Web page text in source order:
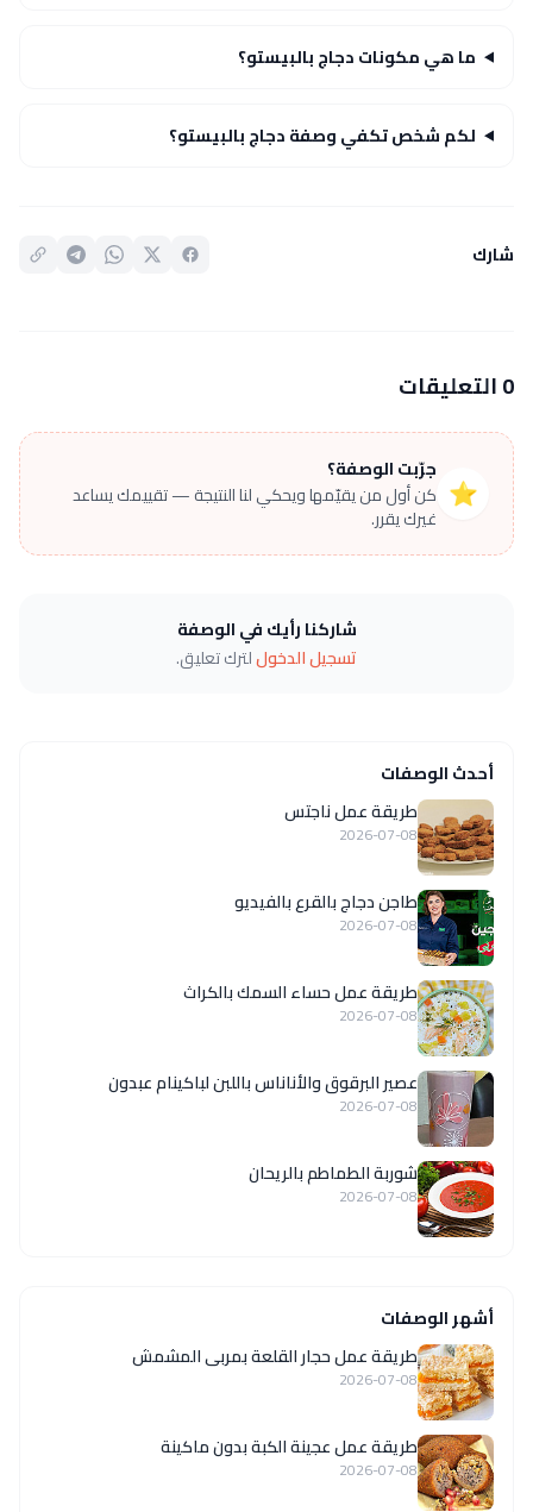
ما هي مكونات دجاج بالبيستو؟
لكم شخص تكفي وصفة دجاج بالبيستو؟
شارك
0 التعليقات
⭐
جرّبت الوصفة؟
كن أول من يقيّمها ويحكي لنا النتيجة — تقييمك يساعد
غيرك يقرر.
شاركنا رأيك في الوصفة
تسجيل الدخوللترك تعليق.
أحدث الوصفات
طريقة عمل ناجتس
2026-07-08
طاجن دجاج بالقرع بالفيديو
2026-07-08
طريقة عمل حساء السمك بالكراث
2026-07-08
عصير البرقوق والأناناس باللبن لباكينام عبدون
2026-07-08
شوربة الطماطم بالريحان
2026-07-08
أشهر الوصفات
طريقة عمل حجار القلعة بمربى المشمش
2026-07-08
طريقة عمل عجينة الكبة بدون ماكينة
2026-07-08